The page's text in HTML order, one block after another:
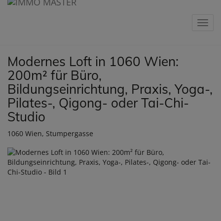
Modernes Loft in 1060 Wien:
200m² für Büro,
Bildungseinrichtung, Praxis, Yoga-,
Pilates-, Qigong- oder Tai-Chi-
Studio
1060 Wien, Stumpergasse